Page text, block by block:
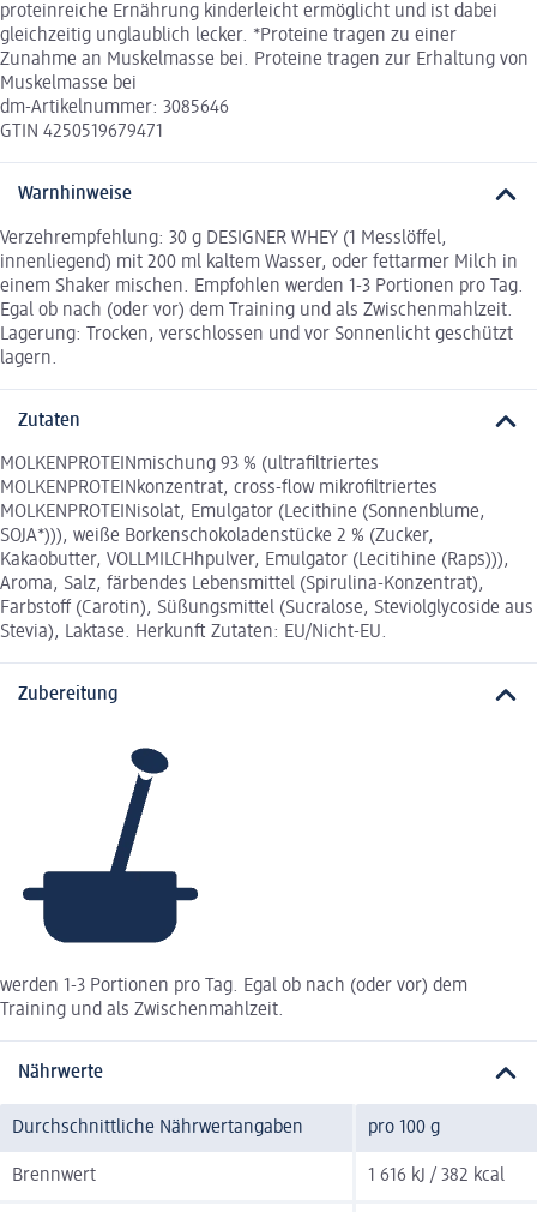
proteinreiche Ernährung kinderleicht ermöglicht und ist dabei
gleichzeitig unglaublich lecker. *Proteine tragen zu einer
Zunahme an Muskelmasse bei. Proteine tragen zur Erhaltung von
Muskelmasse bei
dm-Artikelnummer: 3085646
GTIN 4250519679471
Warnhinweise
Verzehrempfehlung: 30 g DESIGNER WHEY (1 Messlöffel,
innenliegend) mit 200 ml kaltem Wasser, oder fettarmer Milch in
einem Shaker mischen. Empfohlen werden 1-3 Portionen pro Tag.
Egal ob nach (oder vor) dem Training und als Zwischenmahlzeit.
Lagerung: Trocken, verschlossen und vor Sonnenlicht geschützt
lagern.
Zutaten
MOLKENPROTEINmischung 93 % (ultrafiltriertes
MOLKENPROTEINkonzentrat, cross-flow mikrofiltriertes
MOLKENPROTEINisolat, Emulgator (Lecithine (Sonnenblume,
SOJA*))), weiße Borkenschokoladenstücke 2 % (Zucker,
Kakaobutter, VOLLMILCHhpulver, Emulgator (Lecitihine (Raps))),
Aroma, Salz, färbendes Lebensmittel (Spirulina-Konzentrat),
Farbstoff (Carotin), Süßungsmittel (Sucralose, Steviolglycoside aus
Stevia), Laktase. Herkunft Zutaten: EU/Nicht-EU.
Zubereitung
werden 1-3 Portionen pro Tag. Egal ob nach (oder vor) dem
Training und als Zwischenmahlzeit.
Nährwerte
Durchschnittliche Nährwertangaben pro 100 g
Brennwert 1 616 kJ / 382 kcal